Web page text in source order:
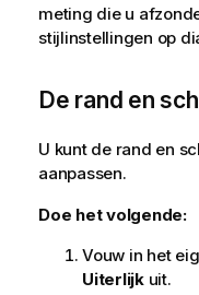
meting die u
stijlinstellingen op
De rand en
U kunt de rand en
aanpassen.
Doe het volgende:
Vouw in het
Uiterlijkuit.